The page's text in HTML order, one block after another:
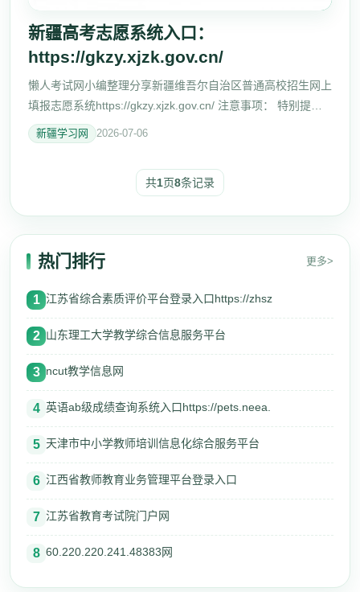
新疆高考志愿系统入口：
https://gkzy.xjzk.gov.cn/
懒人考试网小编整理分享新疆维吾尔自治区普通高校招生网上
填报志愿系统https://gkzy.xjzk.gov.cn/ 注意事项： 特别提
醒：本系统不支持用手机、Ipad等移动设备登录并填报志愿。
请务必使用台式或
新疆学习网 2026-07-06
共1页8条记录
热门排行 更多>
1 江苏省综合素质评价平台登录入口https://zhsz
2 山东理工大学教学综合信息服务平台
3 ncut教学信息网
4 英语ab级成绩查询系统入口https://pets.neea.
5 天津市中小学教师培训信息化综合服务平台
6 江西省教师教育业务管理平台登录入口
7 江苏省教育考试院门户网
8 60.220.220.241.48383网